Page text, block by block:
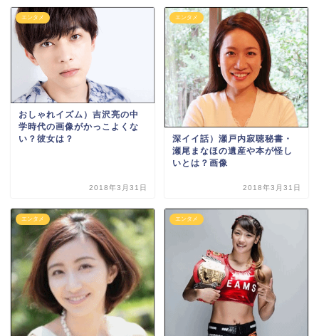
エンタメ
おしゃれイズム）吉沢亮の中
学時代の画像がかっこよくな
い？彼女は？
2018年3月31日
エンタメ
深イイ話）瀬戸内寂聴秘書・
瀬尾まなほの遺産や本が怪し
いとは？画像
2018年3月31日
エンタメ エンタメ